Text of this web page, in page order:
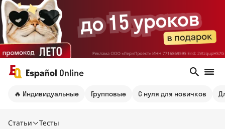
🔥 Индивидуальные Групповые С нуля для новичков
Статьи Тесты